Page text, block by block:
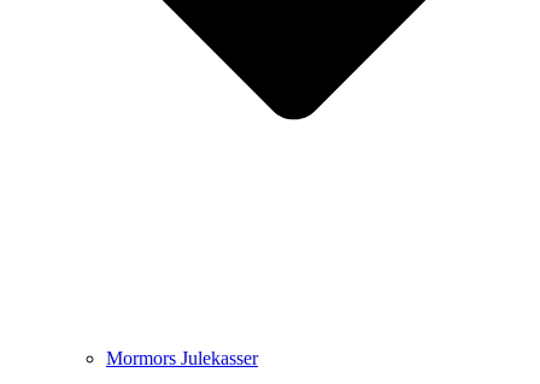
Mormors Julekasser